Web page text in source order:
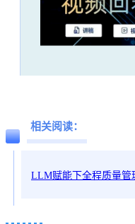
相关阅读：
LLM赋能下全程质量管